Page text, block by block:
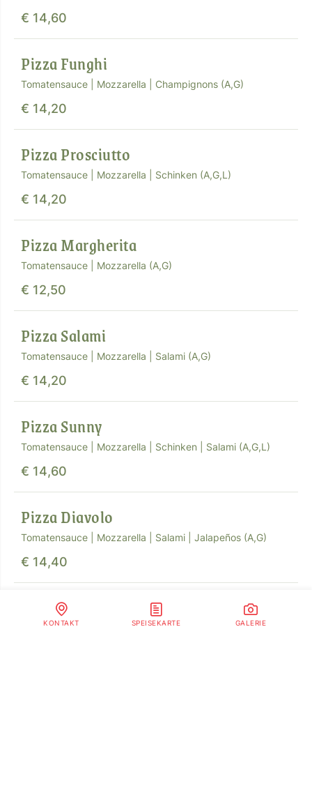
KONTAKT SPEISEKARTE GALERIE
€ 14,60
Pizza Funghi
Tomatensauce | Mozzarella | Champignons (A,G)
€ 14,20
Pizza Prosciutto
Tomatensauce | Mozzarella | Schinken (A,G,L)
€ 14,20
Pizza Margherita
Tomatensauce | Mozzarella (A,G)
€ 12,50
Pizza Salami
Tomatensauce | Mozzarella | Salami (A,G)
€ 14,20
Pizza Sunny
Tomatensauce | Mozzarella | Schinken | Salami (A,G,L)
€ 14,60
Pizza Diavolo
Tomatensauce | Mozzarella | Salami | Jalapeños (A,G)
€ 14,40
Bauernpizza
Tomatensauce | Mozzarella | Speck | Champignons |